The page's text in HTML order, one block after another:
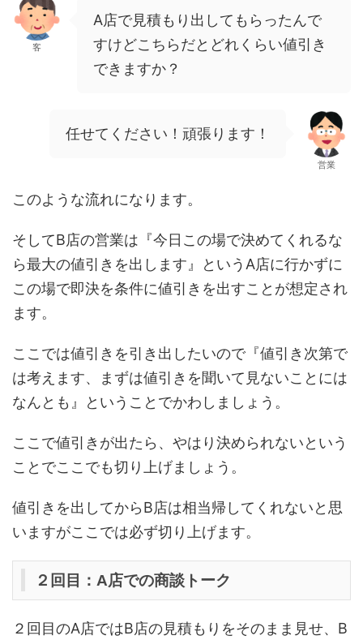
客
A店で見積もり出してもらったんで
すけどこちらだとどれくらい値引き
できますか？
任せてください！頑張ります！
営業
このような流れになります。
そしてB店の営業は『今日この場で決めてくれるな
ら最大の値引きを出します』というA店に行かずに
この場で即決を条件に値引きを出すことが想定され
ます。
ここでは値引きを引き出したいので『値引き次第で
は考えます、まずは値引きを聞いて見ないことには
なんとも』ということでかわしましょう。
ここで値引きが出たら、やはり決められないという
ことでここでも切り上げましょう。
値引きを出してからB店は相当帰してくれないと思
いますがここでは必ず切り上げます。
２回目：A店での商談トーク
２回目のA店ではB店の見積もりをそのまま見せ、B